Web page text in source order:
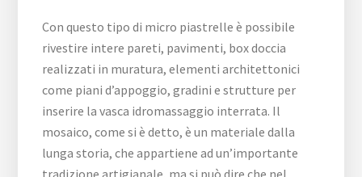
Con questo tipo di micro piastrelle è possibile
rivestire intere pareti, pavimenti, box doccia
realizzati in muratura, elementi architettonici
come piani d’appoggio, gradini e strutture per
inserire la vasca idromassaggio interrata. Il
mosaico, come si è detto, è un materiale dalla
lunga storia, che appartiene ad un’importante
tradizione artigianale, ma si può dire che nel